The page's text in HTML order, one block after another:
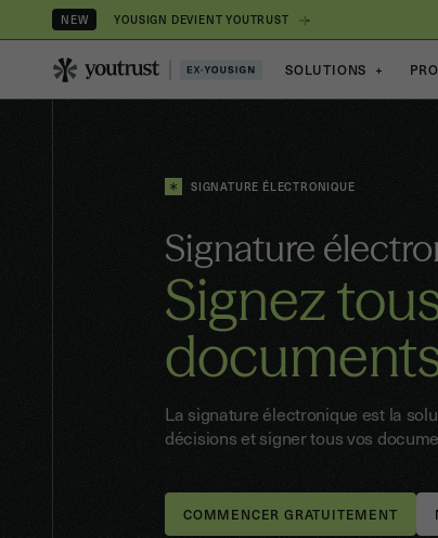
NEW YOUSIGN DEVIENT YOUTRUST
SOLUTIONS +
SIGNATURE ÉLECTRONIQUE
Signature
Signez
La signature électronique est la
décisions et signer tous vos